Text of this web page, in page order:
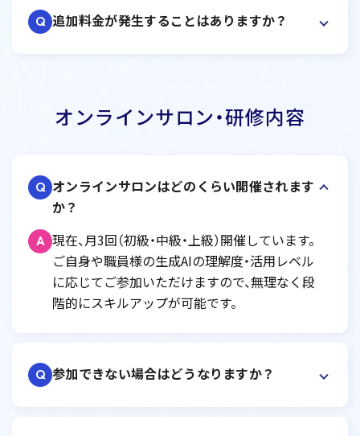
Q 追加料金が発生することはありますか？
オンラインサロン・研修内容
Q オンラインサロンはどのくらい開催されます
か？
A 現在、月3回（初級・中級・上級）開催しています。
ご自身や職員様の生成AIの理解度・活用レベル
に応じてご参加いただけますので、無理なく段
階的にスキルアップが可能です。
Q 参加できない場合はどうなりますか？